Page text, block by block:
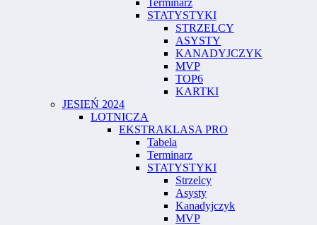
STATYSTYKI
STRZELCY
ASYSTY
KANADYJCZYK
MVP
TOP6
KARTKI
JESIEŃ 2024
LOTNICZA
EKSTRAKLASA PRO
Tabela
Terminarz
STATYSTYKI
Strzelcy
Asysty
Kanadyjczyk
MVP